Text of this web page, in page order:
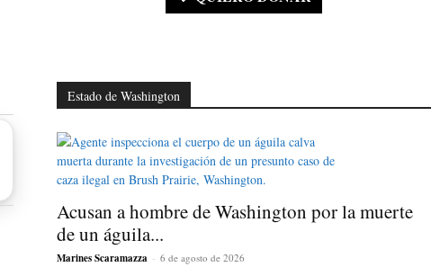
Estado de Washington
Acusan a hombre de Washington por la muerte
de un águila...
Marines Scaramazza - 6 de agosto de 2026